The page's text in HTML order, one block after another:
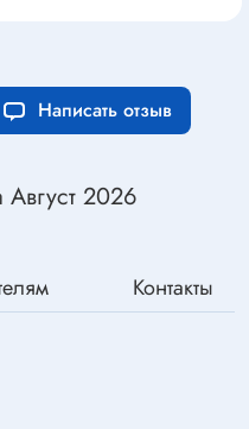
Август 2026
Написать отзыв
Контакты